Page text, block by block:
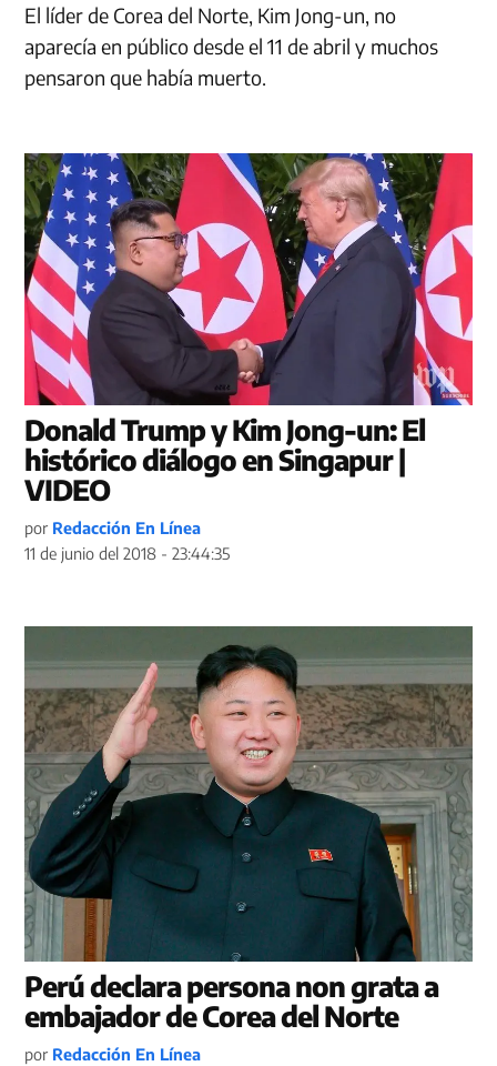
El líder de Corea del Norte, Kim Jong-un, no
aparecía en público desde el 11 de abril y muchos
pensaron que había muerto.
Donald Trump y Kim Jong-un: El
histórico diálogo en Singapur |
VIDEO
por Redacción En Línea
11 de junio del 2018 - 23:44:35
Perú declara persona non grata a
embajador de Corea del Norte
por Redacción En Línea